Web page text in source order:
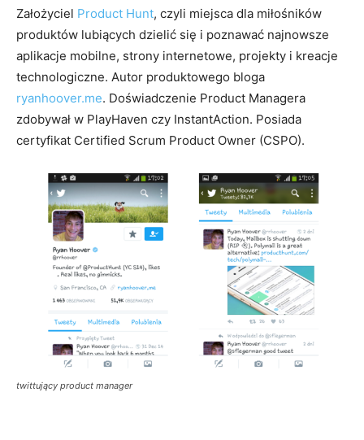
Założyciel Product Hunt, czyli miejsca dla miłośników
produktów lubiących dzielić się i poznawać najnowsze
aplikacje mobilne, strony internetowe, projekty i kreacje
technologiczne. Autor produktowego bloga
ryanhoover.me. Doświadczenie Product Managera
zdobywał w PlayHaven czy InstantAction. Posiada
certyfikat Certified Scrum Product Owner (CSPO).
twittujący product manager